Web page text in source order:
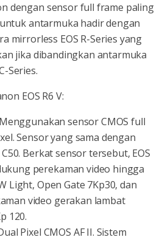
dengan sensor full frame paling
antarmuka hadir dengan
mirrorless EOS R-Series yang
jika dibandingkan antarmuka
Series.
EOS R6 V:
sensor CMOS full
Sensor yang sama dengan
C50. Berkat sensor tersebut, EOS
perekaman video hingga
Light, Open Gate 7Kp30, dan
video gerakan lambat
120.
Pixel CMOS AF II. Sistem